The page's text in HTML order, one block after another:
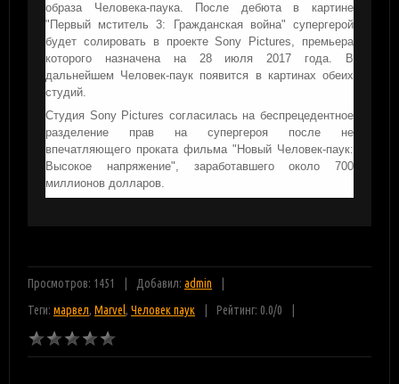
образа Человека-паука. После дебюта в картине
"Первый мститель 3: Гражданская война" супергерой
будет солировать в проекте Sony Pictures, премьера
которого назначена на 28 июля 2017 года. В
дальнейшем Человек-паук появится в картинах обеих
студий.
Студия Sony Pictures согласилась на беспрецедентное
разделение прав на супергероя после не
впечатляющего проката фильма "Новый Человек-паук:
Высокое напряжение", заработавшего около 700
миллионов долларов.
Просмотров: 1451 Добавил: admin
Теги: марвел, Marvel, Человек паук Рейтинг: 0.0/0